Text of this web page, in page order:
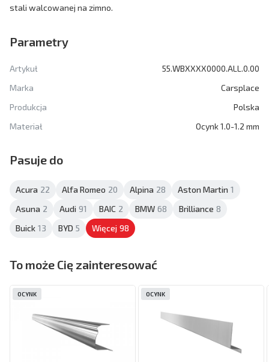
stali walcowanej na zimno.
Parametry
Artykuł
55.WBXXXX0000.ALL.0.00
Marka
Carsplace
Produkcja
Polska
Materiał
Ocynk 1.0-1.2 mm
Pasuje do
Acura 22 Alfa Romeo 20 Alpina 28 Aston Martin 1
Asuna 2 Audi 91 BAIC 2 BMW 68 Brilliance 8
Buick 13 BYD 5 Więcej 98
To może Cię zainteresować
OCYNK OCYNK